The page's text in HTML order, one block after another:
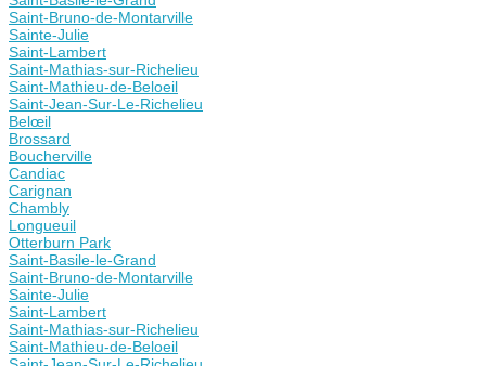
Saint-Bruno-de-Montarville
Sainte-Julie
Saint-Lambert
Saint-Mathias-sur-Richelieu
Saint-Mathieu-de-Beloeil
Saint-Jean-Sur-Le-Richelieu
Belœil
Brossard
Boucherville
Candiac
Carignan
Chambly
Longueuil
Otterburn Park
Saint-Basile-le-Grand
Saint-Bruno-de-Montarville
Sainte-Julie
Saint-Lambert
Saint-Mathias-sur-Richelieu
Saint-Mathieu-de-Beloeil